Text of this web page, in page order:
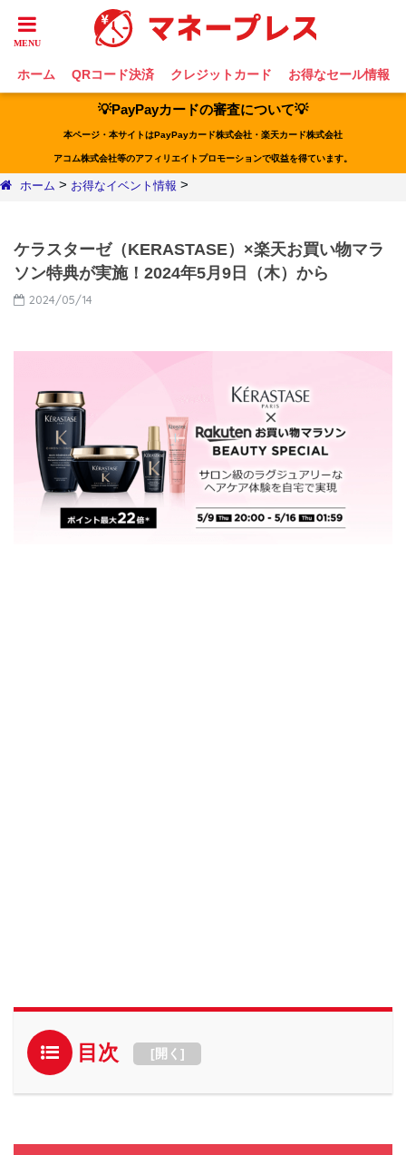
ホーム QRコード決済 クレジットカード お得なセール情報
💡PayPayカードの審査について💡
本ページ・本サイトはPayPayカード株式会社・楽天カード株式会社
アコム株式会社等のアフィリエイトプロモーションで収益を得ています。
ホーム > お得なイベント情報 >
ケラスターゼ（KERASTASE）×楽天お買い物マラ
ソン特典が実施！2024年5月9日（木）から
2024/05/14
目次 [開く ]